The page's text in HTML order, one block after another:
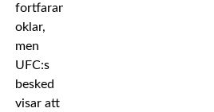
fortfarande
oklar,
men
UFC:s
besked
visar att